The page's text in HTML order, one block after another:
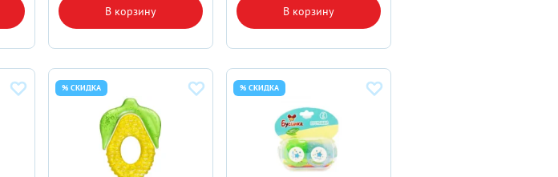
В корзину В корзину
% СКИДКА % СКИДКА